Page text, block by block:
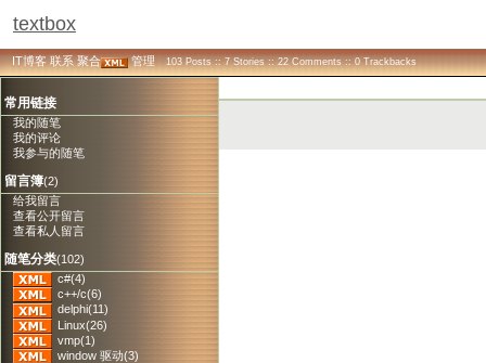
textbox
IT博客 联系 聚合 管理 103 Posts :: 7 Stories :: 22 Comments :: 0 Trackbacks
常用链接
我的随笔
我的评论
我参与的随笔
留言簿(2)
给我留言
查看公开留言
查看私人留言
随笔分类(102)
c#(4)
c++/c(6)
delphi(11)
Linux(26)
vmp(1)
window 驱动(3)